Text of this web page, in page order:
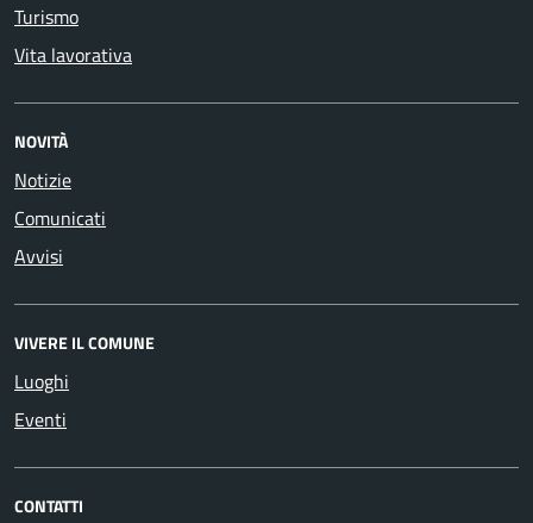
Turismo
Vita lavorativa
NOVITÀ
Notizie
Comunicati
Avvisi
VIVERE IL COMUNE
Luoghi
Eventi
CONTATTI